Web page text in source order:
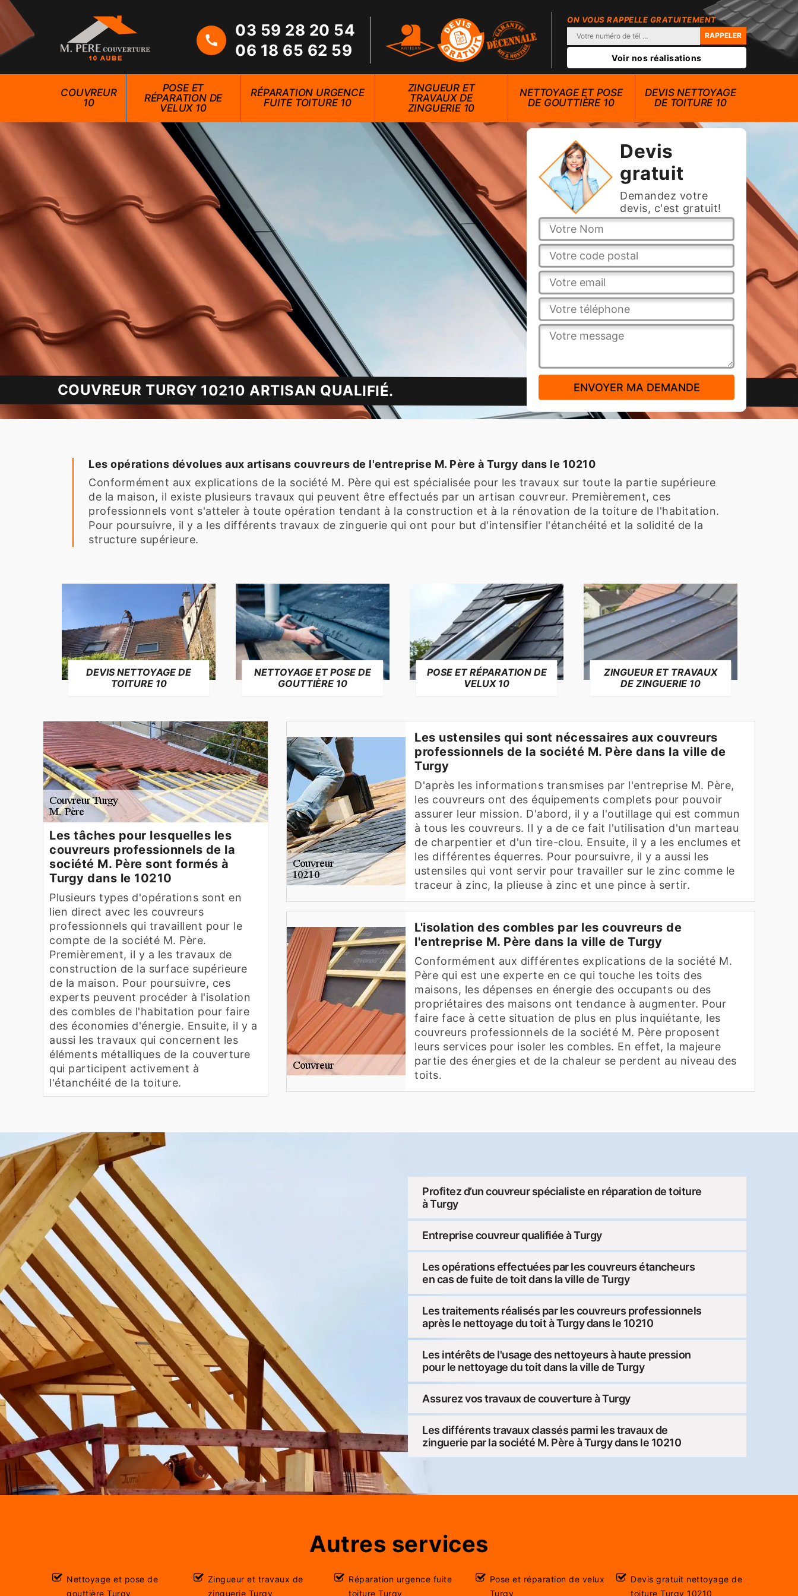
03 59 28 20 54
06 18 65 62 59
ON VOUS RAPPELLE GRATUITEMENT
Voir nos réalisations
COUVREUR
10
POSE ET
RÉPARATION DE
VELUX 10
RÉPARATION URGENCE
FUITE TOITURE 10
ZINGUEUR ET
TRAVAUX DE
ZINGUERIE 10
NETTOYAGE ET POSE
DE GOUTTIÈRE 10
DEVIS NETTOYAGE
DE TOITURE 10
Devis
gratuit
Demandez votre
devis, c'est gratuit!
COUVREUR TURGY 10210 ARTISAN QUALIFIÉ.
Les opérations dévolues aux artisans couvreurs de l'entreprise M. Père à Turgy dans le 10210
Conformément aux explications de la société M. Père qui est spécialisée pour les travaux sur toute la partie supérieure
de la maison, il existe plusieurs travaux qui peuvent être effectués par un artisan couvreur. Premièrement, ces
professionnels vont s'atteler à toute opération tendant à la construction et à la rénovation de la toiture de l'habitation.
Pour poursuivre, il y a les différents travaux de zinguerie qui ont pour but d'intensifier l'étanchéité et la solidité de la
structure supérieure.
DEVIS NETTOYAGE DE
TOITURE 10
NETTOYAGE ET POSE DE
GOUTTIÈRE 10
POSE ET RÉPARATION DE
VELUX 10
ZINGUEUR ET TRAVAUX
DE ZINGUERIE 10
Les tâches pour lesquelles les
couvreurs professionnels de la
société M. Père sont formés à
Turgy dans le 10210
Plusieurs types d'opérations sont en
lien direct avec les couvreurs
professionnels qui travaillent pour le
compte de la société M. Père.
Premièrement, il y a les travaux de
construction de la surface supérieure
de la maison. Pour poursuivre, ces
experts peuvent procéder à l'isolation
des combles de l'habitation pour faire
des économies d'énergie. Ensuite, il y a
aussi les travaux qui concernent les
éléments métalliques de la couverture
qui participent activement à
l'étanchéité de la toiture.
Les ustensiles qui sont nécessaires aux couvreurs
professionnels de la société M. Père dans la ville de
Turgy
D'après les informations transmises par l'entreprise M. Père,
les couvreurs ont des équipements complets pour pouvoir
assurer leur mission. D'abord, il y a l'outillage qui est commun
à tous les couvreurs. Il y a de ce fait l'utilisation d'un marteau
de charpentier et d'un tire-clou. Ensuite, il y a les enclumes et
les différentes équerres. Pour poursuivre, il y a aussi les
ustensiles qui vont servir pour travailler sur le zinc comme le
traceur à zinc, la plieuse à zinc et une pince à sertir.
L'isolation des combles par les couvreurs de
l'entreprise M. Père dans la ville de Turgy
Conformément aux différentes explications de la société M.
Père qui est une experte en ce qui touche les toits des
maisons, les dépenses en énergie des occupants ou des
propriétaires des maisons ont tendance à augmenter. Pour
faire face à cette situation de plus en plus inquiétante, les
couvreurs professionnels de la société M. Père proposent
leurs services pour isoler les combles. En effet, la majeure
partie des énergies et de la chaleur se perdent au niveau des
toits.
Profitez d’un couvreur spécialiste en réparation de toiture
à Turgy
Entreprise couvreur qualifiée à Turgy
Les opérations effectuées par les couvreurs étancheurs
en cas de fuite de toit dans la ville de Turgy
Les traitements réalisés par les couvreurs professionnels
après le nettoyage du toit à Turgy dans le 10210
Les intérêts de l'usage des nettoyeurs à haute pression
pour le nettoyage du toit dans la ville de Turgy
Assurez vos travaux de couverture à Turgy
Les différents travaux classés parmi les travaux de
zinguerie par la société M. Père à Turgy dans le 10210
Autres services
Nettoyage et pose de
gouttière Turgy
Zingueur et travaux de
zinguerie Turgy
Réparation urgence fuite
toiture Turgy
Pose et réparation de velux
Turgy
Devis gratuit nettoyage de
toiture Turgy 10210